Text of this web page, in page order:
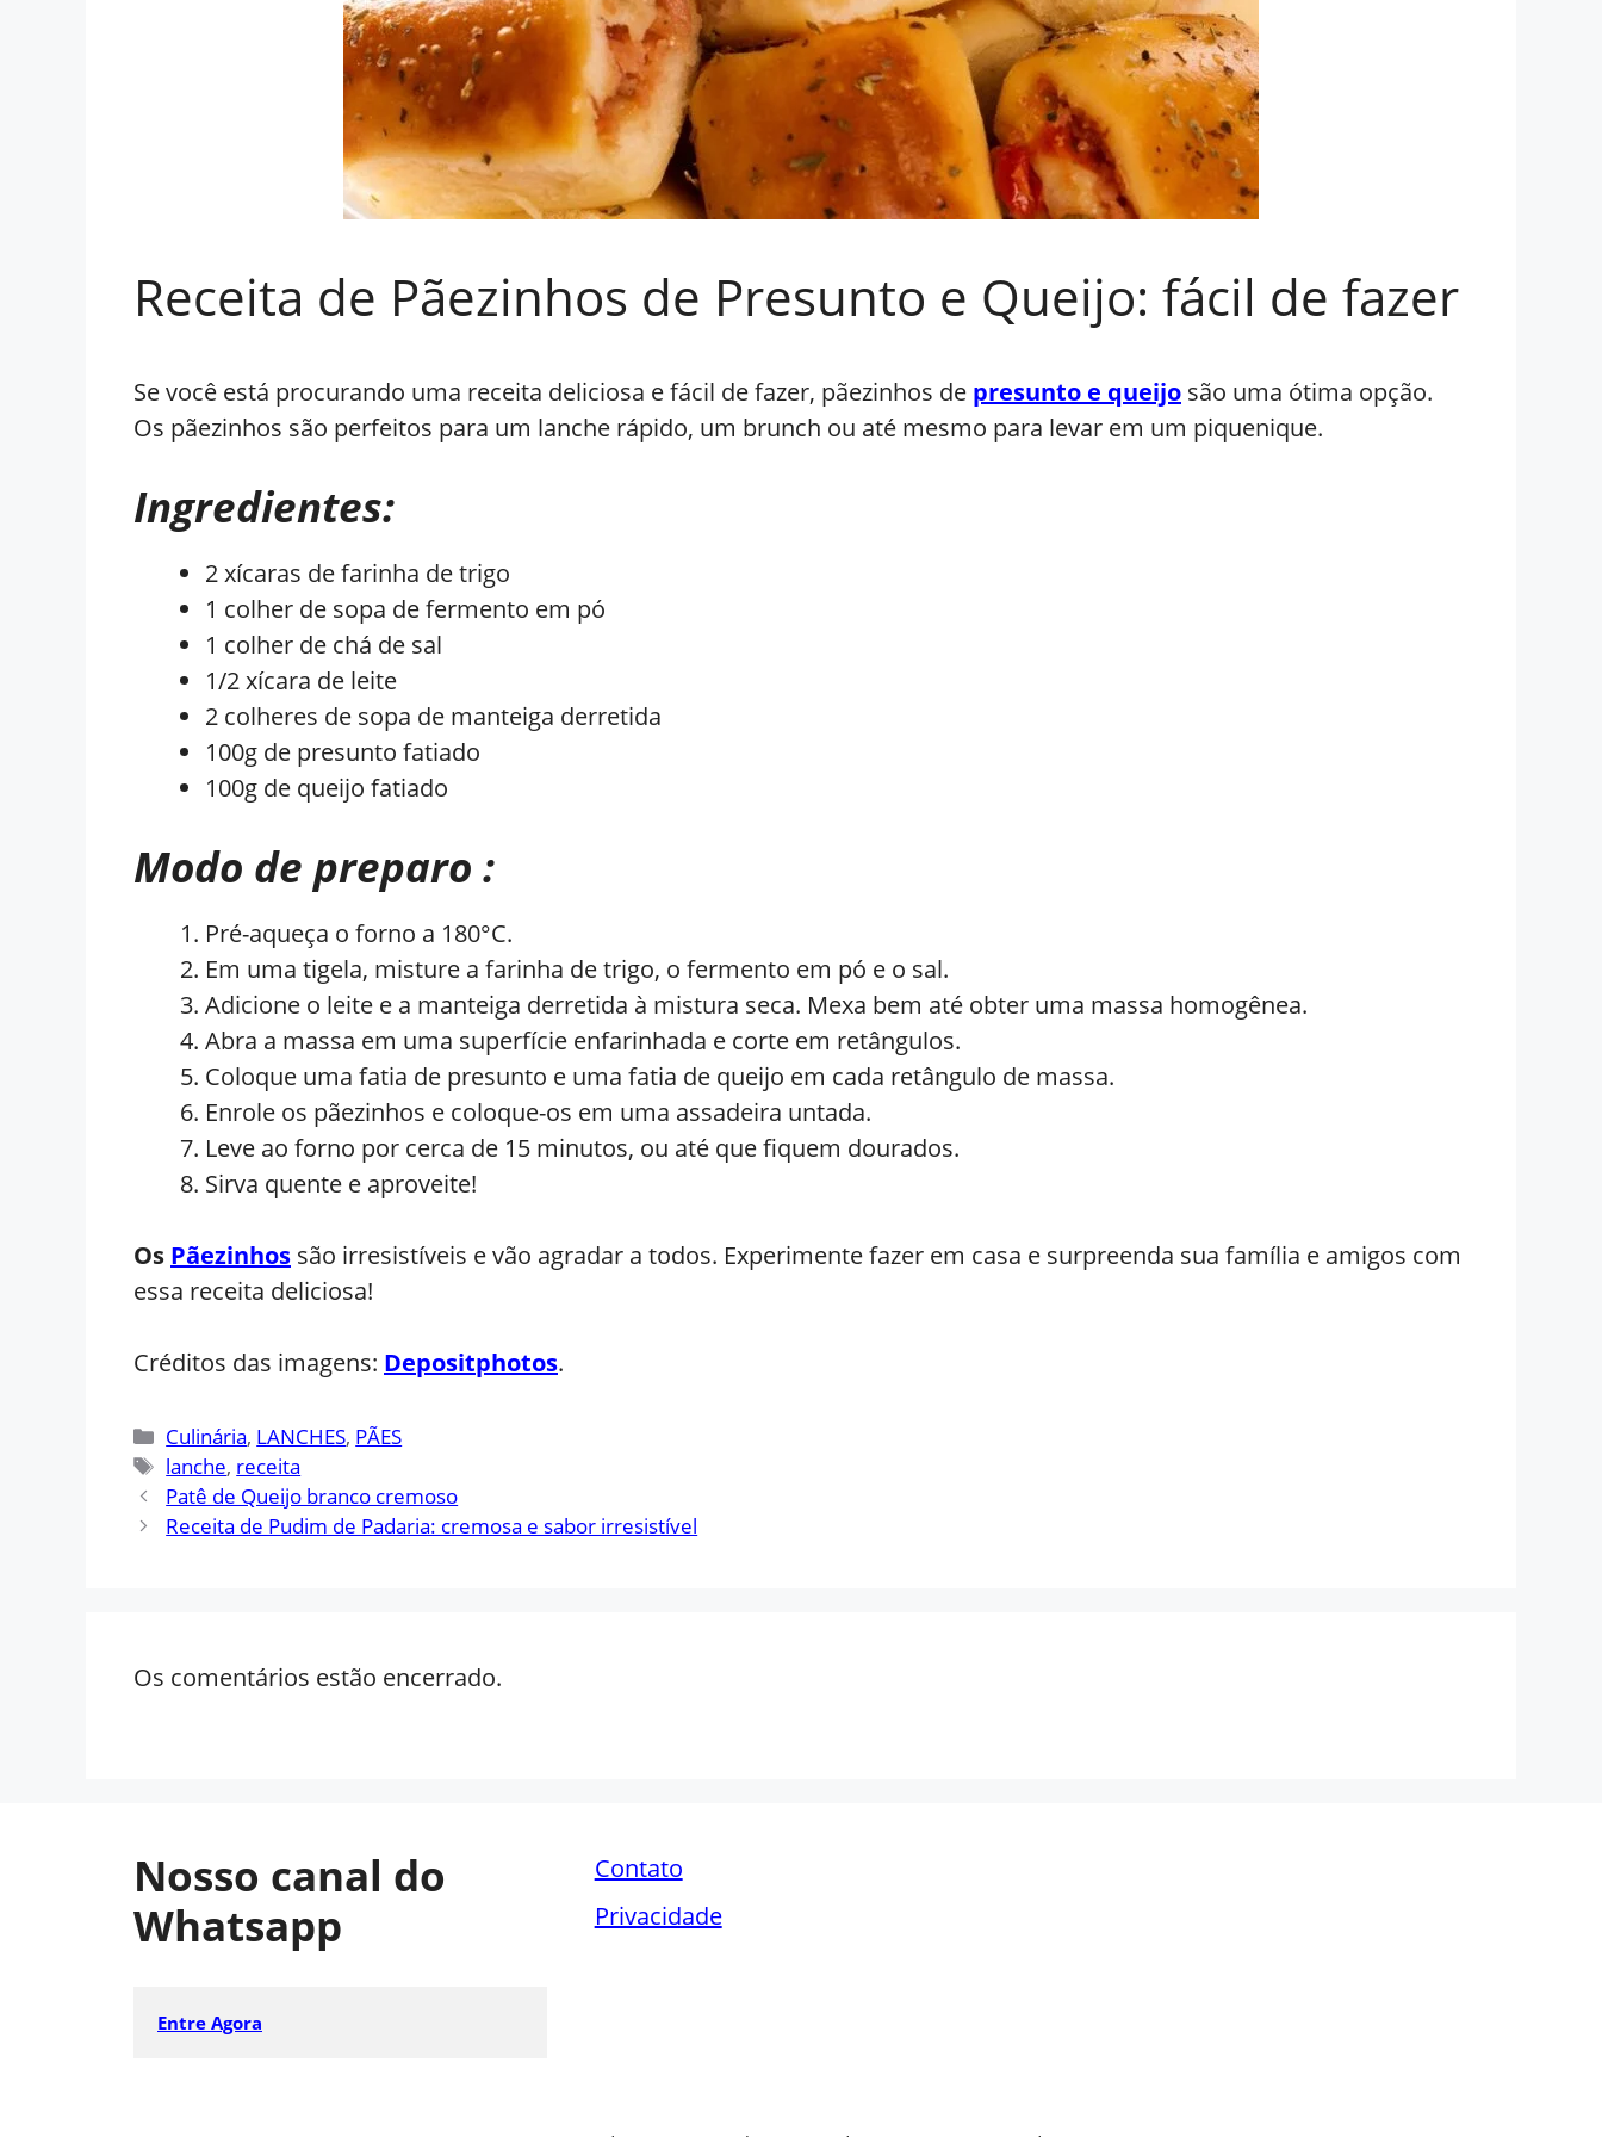
Receita de Pãezinhos de Presunto e Queijo: fácil de fazer
Se você está procurando uma receita deliciosa e fácil de fazer, pãezinhos de presunto e queijo são uma ótima opção.
Os pãezinhos são perfeitos para um lanche rápido, um brunch ou até mesmo para levar em um piquenique.
Ingredientes:
2 xícaras de farinha de trigo
1 colher de sopa de fermento em pó
1 colher de chá de sal
1/2 xícara de leite
2 colheres de sopa de manteiga derretida
100g de presunto fatiado
100g de queijo fatiado
Modo de preparo :
Pré-aqueça o forno a 180°C.
Em uma tigela, misture a farinha de trigo, o fermento em pó e o sal.
Adicione o leite e a manteiga derretida à mistura seca. Mexa bem até obter uma massa homogênea.
Abra a massa em uma superfície enfarinhada e corte em retângulos.
Coloque uma fatia de presunto e uma fatia de queijo em cada retângulo de massa.
Enrole os pãezinhos e coloque-os em uma assadeira untada.
Leve ao forno por cerca de 15 minutos, ou até que fiquem dourados.
Sirva quente e aproveite!
Os Pãezinhos são irresistíveis e vão agradar a todos. Experimente fazer em casa e surpreenda sua família e amigos com
essa receita deliciosa!
Créditos das imagens: Depositphotos.
Categorias
Culinária, LANCHES, PÃES
Tags
lanche, receita
Patê de Queijo branco cremoso
Receita de Pudim de Padaria: cremosa e sabor irresistível
Os comentários estão encerrado.
Nosso canal do
Whatsapp
Entre Agora
Contato
Privacidade